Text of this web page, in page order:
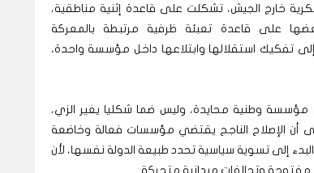
خارج الجيش، تشكلت على قاعدة إثنية مناطقية،
على قاعدة تعبئة ظرفية مرتبطة بالمعركة
تفكيك استقلالها وابتلاعها داخل مؤسسة واحدة،
وطنية محايدة، وليس ضما شكليا يغير الزي،
أن الإصلاح الناجح يقتضي مؤسسات فعالة وخاضعة
إلى تسوية سياسية تحدد طبيعة الدولة نفسها، لأن
وتحالفات ميدانية متحركة.